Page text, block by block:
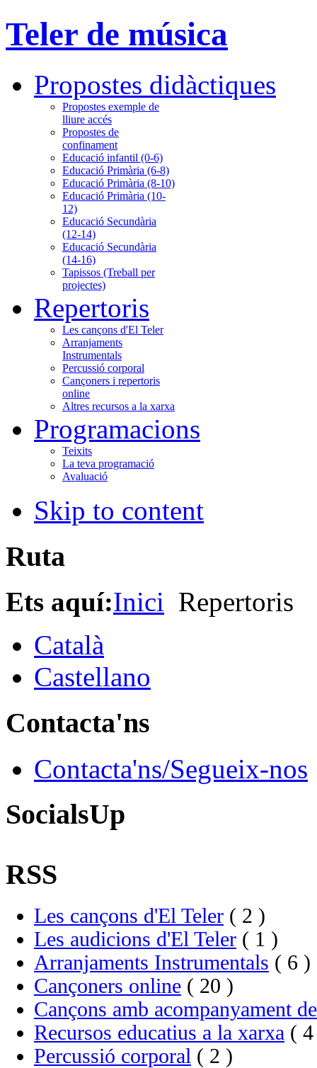
Teler de música
Propostes didàctiques
Propostes exemple de
lliure accés
Propostes de
confinament
Educació infantil (0-6)
Educació Primària (6-8)
Educació Primària (8-10)
Educació Primària (10-
12)
Educació Secundària
(12-14)
Educació Secundària
(14-16)
Tapissos (Treball per
projectes)
Repertoris
Les cançons d'El Teler
Arranjaments
Instrumentals
Percussió corporal
Cançoners i repertoris
online
Altres recursos a la xarxa
Programacions
Teixits
La teva programació
Avaluació
Skip to content
Ruta
Ets aquí:Inici Repertoris
Català
Castellano
Contacta'ns
Contacta'ns/Segueix-nos
SocialsUp
RSS
Les cançons d'El Teler ( 2 )
Les audicions d'El Teler ( 1 )
Arranjaments Instrumentals ( 6 )
Cançoners online ( 20 )
Cançons amb acompanyament
Recursos educatius a la xarxa (
Percussió corporal ( 2 )